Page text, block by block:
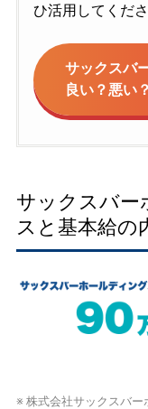
ひ活用してくださ
サックスバ
良い？悪い
サックスバー
スと基本給の
※ 株式会社サックスバ